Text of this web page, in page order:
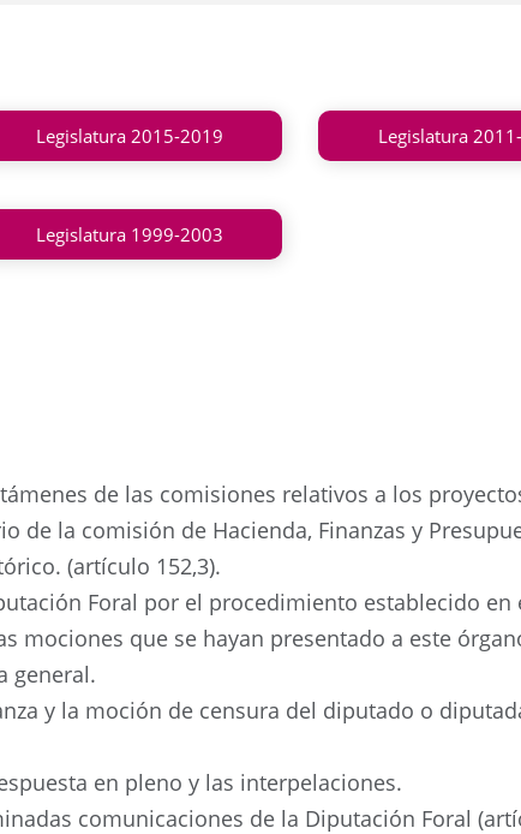
Legislatura 2015-2019 Legislatura
Legislatura 1999-2003
de las comisiones relativos a los
de la comisión de Hacienda, Finanzas y
(artículo 152,3).
Foral por el procedimiento establecido en
mociones que se hayan presentado a este
general.
y la moción de censura del diputado o
en pleno y las interpelaciones.
comunicaciones de la Diputación Foral